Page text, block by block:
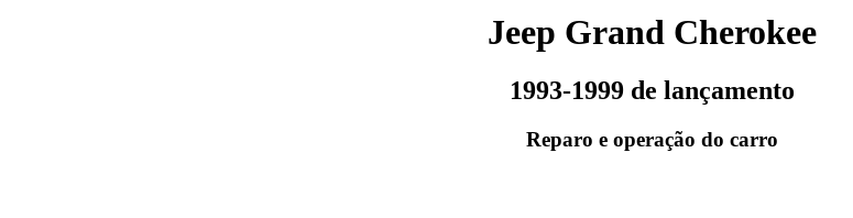
Jeep Grand Cherokee
1993-1999 de lançamento
Reparo e operação do carro